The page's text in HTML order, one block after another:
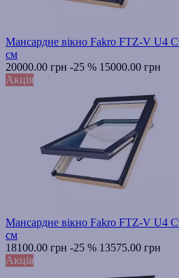
Мансардне вікно Fakro FTZ-V U4
см
20000.00 грн -25 % 15000.00 грн
Акція
Мансардне вікно Fakro FTZ-V U4
см
18100.00 грн -25 % 13575.00 грн
Акція